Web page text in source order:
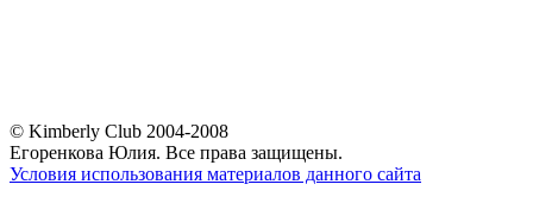
© Kimberly Club 2004-2008
Егоренкова Юлия. Все права защищены.
Условия использования материалов данного сайта